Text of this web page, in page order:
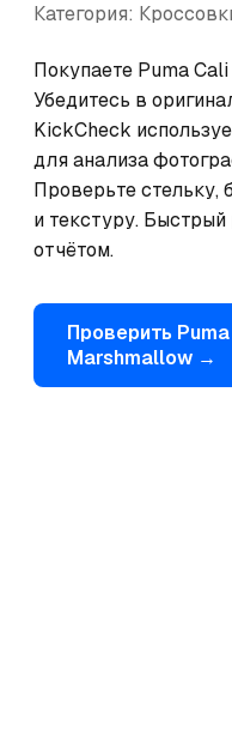
Категория:
Покупаете Puma
Убедитесь в
KickCheck
для анализа
Проверьте стельку,
и текстуру.
отчётом.
Проверить Puma
Marshmallow →